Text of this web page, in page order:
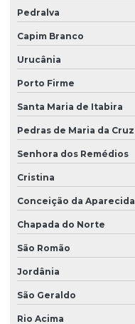
Pedralva
Capim Branco
Urucânia
Porto Firme
Santa Maria de Itabira
Pedras de Maria da Cruz
Senhora dos Remédios
Cristina
Conceição da Aparecida
Chapada do Norte
São Romão
Jordânia
São Geraldo
Rio Acima